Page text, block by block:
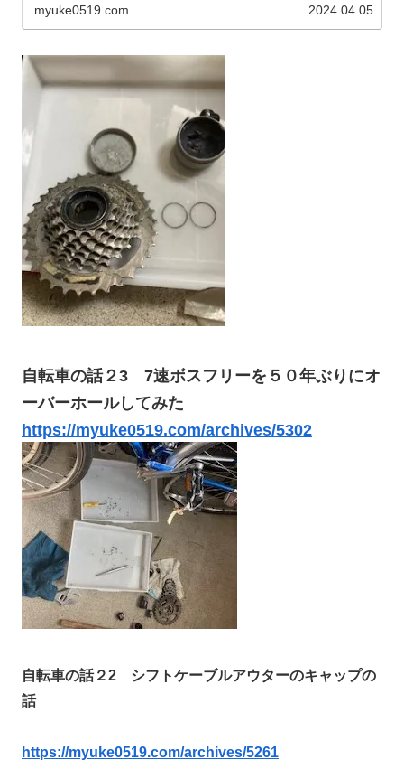
myuke0519.com 2024.04.05
自転車の話２3 7速ボスフリーを５０年ぶりにオ
ーバーホールしてみた
https://myuke0519.com/archives/5302
自転車の話２2 シフトケーブルアウターのキャップの
話
https://myuke0519.com/archives/5261